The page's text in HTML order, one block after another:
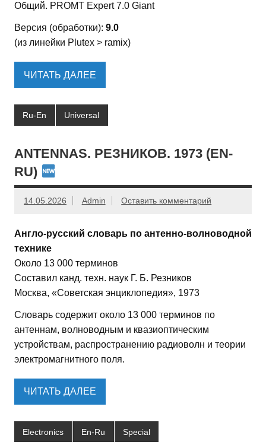
Общий. PROMT Expert 7.0 Giant
Версия (обработки): 9.0
(из линейки Plutex > ramix)
ЧИТАТЬ ДАЛЕЕ
Ru-En Universal
ANTENNAS. РЕЗНИКОВ. 1973 (EN-
RU)
14.05.2026 Admin Оставить комментарий
Англо-русский словарь по антенно-волноводной
технике
Около 13 000 терминов
Составил канд. техн. наук Г. Б. Резников
Москва, «Советская энциклопедия», 1973
Словарь содержит около 13 000 терминов по
антеннам, волноводным и квазиоптическим
устройствам, распространению радиоволн и теории
электромагнитного поля.
ЧИТАТЬ ДАЛЕЕ
Electronics En-Ru Special